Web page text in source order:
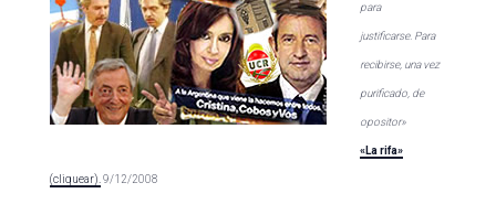
para
justificarse. Para
recibirse, una vez
purificado, de
opositor»
«La rifa»
(cliquear). 9/12/2008